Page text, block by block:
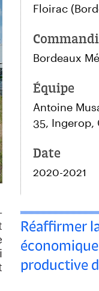
Floirac
Bordeaux
Équipe
Antoine
35, Ingerop,
Date
2020-2021
Réaffirmer
productive